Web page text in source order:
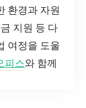
환경과 자원
지원 등 다
여정을 도울
피스와 함께